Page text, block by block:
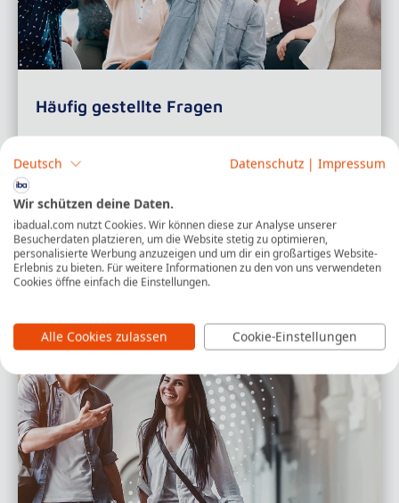
Häufig gestellte Fragen
deiner möglichen Fragen bereits beantwortet.
Zu unseren FAQs
Deutsch Datenschutz | Impressum
Wir schützen deine Daten.
ibadual.com nutzt Cookies. Wir können diese zur Analyse unserer
Besucherdaten platzieren, um die Website stetig zu optimieren,
personalisierte Werbung anzuzeigen und um dir ein großartiges Website-
Erlebnis zu bieten. Für weitere Informationen zu den von uns verwendeten
Cookies öffne einfach die Einstellungen.
Alle Cookies zulassen Cookie-Einstellungen